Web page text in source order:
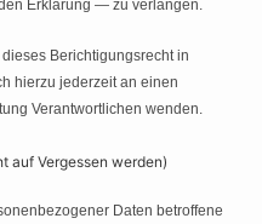
Erklärung — zu verlangen.
Berichtigungsrecht in
hierzu jederzeit an einen
Verantwortlichen wenden.
Vergessen werden)
Daten betroffene